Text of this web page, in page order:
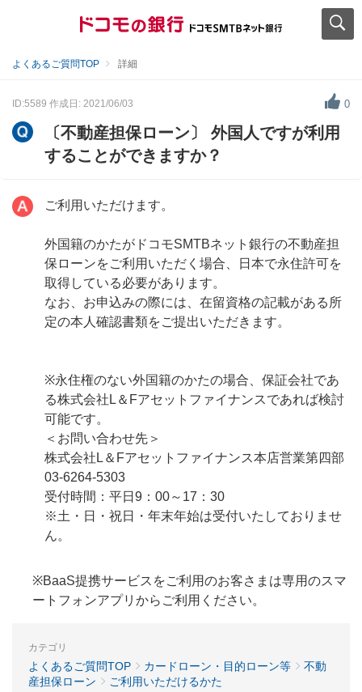
よくあるご質問TOP 詳細
ID:5589 作成日: 2021/06/03 0
〔不動産担保ローン〕 外国人ですが利用
することができますか？
ご利用いただけます。
外国籍のかたがドコモSMTBネット銀行の不動産担
保ローンをご利用いただく場合、日本で永住許可を
取得している必要があります。
なお、お申込みの際には、在留資格の記載がある所
定の本人確認書類をご提出いただきます。
※永住権のない外国籍のかたの場合、保証会社であ
る株式会社L＆Fアセットファイナンスであれば検討
可能です。
＜お問い合わせ先＞
株式会社L＆Fアセットファイナンス本店営業第四部
03-6264-5303
受付時間：平日9：00～17：30
※土・日・祝日・年末年始は受付いたしておりませ
ん。
※BaaS提携サービスをご利用のお客さまは専用のスマ
ートフォンアプリからご利用ください。
カテゴリ
よくあるご質問TOP カードローン・目的ローン等
不動
産担保ローン
ご利用いただけるかた